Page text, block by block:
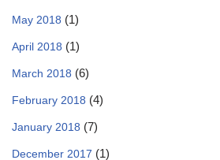
May 2018 (1)
April 2018 (1)
March 2018 (6)
February 2018 (4)
January 2018 (7)
December 2017 (1)